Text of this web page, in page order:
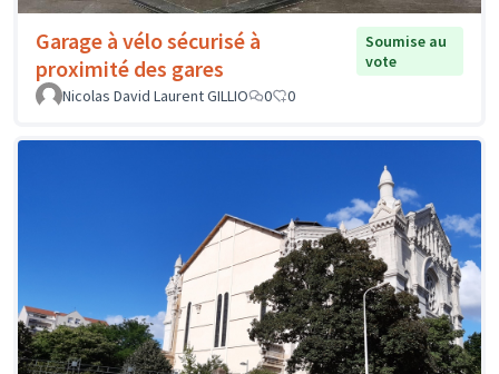
Garage à vélo sécurisé à
proximité des gares
Soumise au
vote
Nicolas David Laurent GILLIO
0 0